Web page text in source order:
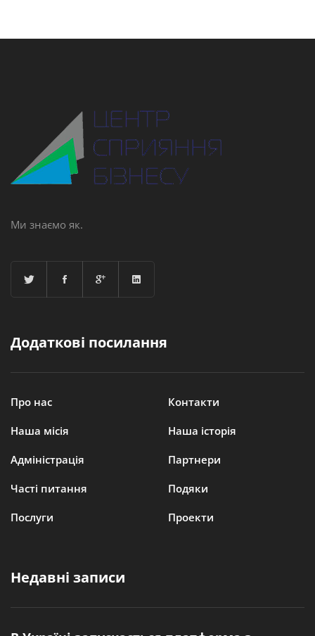
Ми знаємо як.
Додаткові посилання
Про нас Контакти
Наша місія Наша історія
Адміністрація Партнери
Часті питання Подяки
Послуги Проекти
Недавні записи